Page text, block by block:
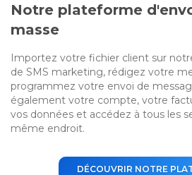
Notre plateforme
masse
Importez votre fichier client sur
de SMS marketing, rédigez votre
programmez votre envoi de
également votre compte, votre
vos données et accédez à tous les
même endroit.
DÉCOUVRIR NOTRE